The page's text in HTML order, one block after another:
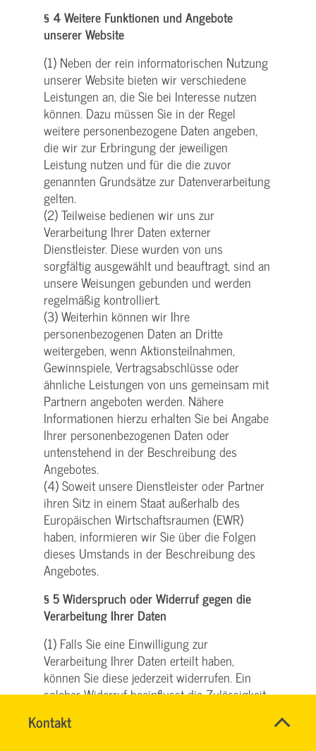
Kontakt
HASSNAE
Name*
§ 4 Weitere Funktionen und Angebote
unserer Website
(1) Neben der rein informatorischen Nutzung
unserer Website bieten wir verschiedene
Leistungen an, die Sie bei Interesse nutzen
können. Dazu müssen Sie in der Regel
weitere personenbezogene Daten angeben,
die wir zur Erbringung der jeweiligen
Leistung nutzen und für die die zuvor
genannten Grundsätze zur Datenverarbeitung
gelten.
(2) Teilweise bedienen wir uns zur
Verarbeitung Ihrer Daten externer
Dienstleister. Diese wurden von uns
sorgfältig ausgewählt und beauftragt, sind an
unsere Weisungen gebunden und werden
regelmäßig kontrolliert.
(3) Weiterhin können wir Ihre
personenbezogenen Daten an Dritte
weitergeben, wenn Aktionsteilnahmen,
Gewinnspiele, Vertragsabschlüsse oder
ähnliche Leistungen von uns gemeinsam mit
Partnern angeboten werden. Nähere
Informationen hierzu erhalten Sie bei Angabe
Ihrer personenbezogenen Daten oder
untenstehend in der Beschreibung des
Angebotes.
(4) Soweit unsere Dienstleister oder Partner
ihren Sitz in einem Staat außerhalb des
Europäischen Wirtschaftsraumen (EWR)
haben, informieren wir Sie über die Folgen
dieses Umstands in der Beschreibung des
Angebotes.
§ 5 Widerspruch oder Widerruf gegen die
Verarbeitung Ihrer Daten
(1) Falls Sie eine Einwilligung zur
Verarbeitung Ihrer Daten erteilt haben,
können Sie diese jederzeit widerrufen. Ein
solcher Widerruf beeinflusst die Zulässigkeit
Daten, nachdem Sie ihn gegenüber uns